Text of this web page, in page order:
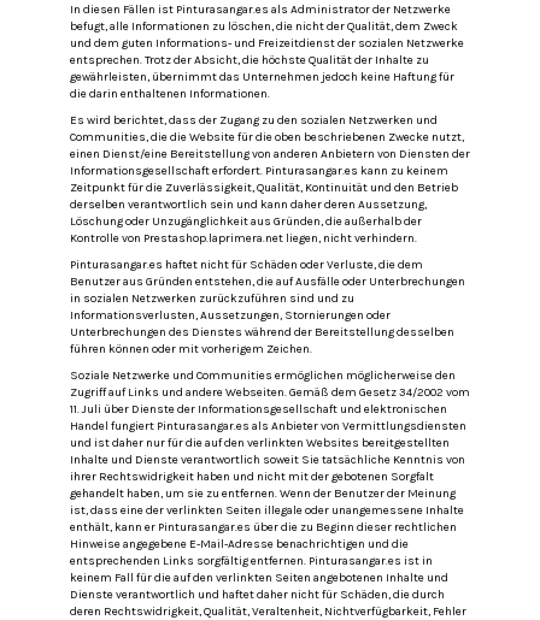
In diesen Fällen ist Pinturasangar.es als Administrator der Netzwerke
befugt, alle Informationen zu löschen, die nicht der Qualität, dem Zweck
und dem guten Informations- und Freizeitdienst der sozialen Netzwerke
entsprechen.Trotz der Absicht, die höchste Qualität der Inhalte zu
gewährleisten, übernimmt das Unternehmen jedoch keine Haftung für
die darin enthaltenen Informationen.
Es wird berichtet, dass der Zugang zu den sozialen Netzwerken und
Communities, die die Website für die oben beschriebenen Zwecke nutzt,
einen Dienst/eine Bereitstellung von anderen Anbietern von Diensten der
Informationsgesellschaft erfordert. Pinturasangar.es kann zu keinem
Zeitpunkt für die Zuverlässigkeit, Qualität, Kontinuität und den Betrieb
derselben verantwortlich sein und kann daher deren Aussetzung,
Löschung oder Unzugänglichkeit aus Gründen, die außerhalb der
Kontrolle von Prestashop.laprimera.net liegen, nicht verhindern.
Pinturasangar.es haftet nicht für Schäden oder Verluste, die dem
Benutzer aus Gründen entstehen, die auf Ausfälle oder Unterbrechungen
in sozialen Netzwerken zurückzuführen sind und zu
Informationsverlusten, Aussetzungen, Stornierungen oder
Unterbrechungen des Dienstes während der Bereitstellung desselben
führen können oder mit vorherigem Zeichen.
Soziale Netzwerke und Communities ermöglichen möglicherweise den
Zugriff auf Links und andere Webseiten.Gemäß dem Gesetz 34/2002 vom
11. Juli über Dienste der Informationsgesellschaft und elektronischen
Handel fungiert Pinturasangar.es als Anbieter von Vermittlungsdiensten
und ist daher nur für die auf den verlinkten Websites bereitgestellten
Inhalte und Dienste verantwortlich soweit Sie tatsächliche Kenntnis von
ihrer Rechtswidrigkeit haben und nicht mit der gebotenen Sorgfalt
gehandelt haben, um sie zu entfernen.Wenn der Benutzer der Meinung
ist, dass eine der verlinkten Seiten illegale oder unangemessene Inhalte
enthält, kann er Pinturasangar.es über die zu Beginn dieser rechtlichen
Hinweise angegebene E-Mail-Adresse benachrichtigen und die
entsprechenden Links sorgfältig entfernen. Pinturasangar.es ist in
keinem Fall für die auf den verlinkten Seiten angebotenen Inhalte und
Dienste verantwortlich und haftet daher nicht für Schäden, die durch
deren Rechtswidrigkeit, Qualität, Veraltenheit, Nichtverfügbarkeit, Fehler